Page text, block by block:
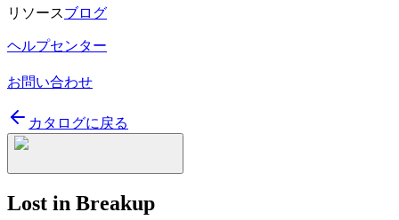
リソースブログ
ヘルプセンター
お問い合わせ
カタログに戻る
Lost in Breakup